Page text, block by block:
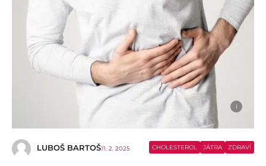
i
LUBOŠ BARTOŠ11. 2. 2025 CHOLESTEROL JÁTRA ZDRAVÍ